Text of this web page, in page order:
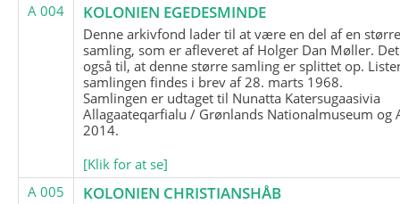
A 004
KOLONIEN EGEDESMINDE
Denne arkivfond lader til at være en del af en
samling, som er afleveret af Holger Dan Møller.
også til, at denne større samling er splittet op.
samlingen findes i brev af 28. marts 1968.
Samlingen er udtaget til Nunatta Katersugaasivia
Allagaateqarfialu / Grønlands Nationalmuseum og
2014.
[Klik for at se]
A 005
KOLONIEN CHRISTIANSHÅB